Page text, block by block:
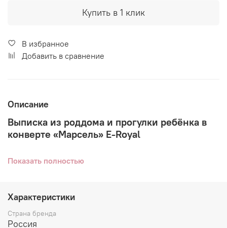
Купить в 1 клик
В избранное
Добавить в сравнение
Описание
Выписка из роддома и прогулки ребёнка в
конверте «Марсель» E-Royal
Для торжественной встречи ребёнка наряжаются
ребёнка, а также презентабельного вида конверта, в
котором он находится. Именно такие изделия
предлагает вам фирма «Ecoline», которая выпускает
конверт на выписку «Марсель» E-Royal серого цвета. По
Показать полностью
Характеристики
Страна бренда
Россия